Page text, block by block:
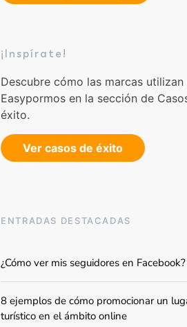
¡Inspírate!
Descubre cómo las marcas utilizan
Easypormos en la sección de
éxito.
Ver casos de éxito
ENTRADAS DESTACADAS
¿Cómo ver mis seguidores en Facebook?
8 ejemplos de cómo promocionar un
turístico en el ámbito online